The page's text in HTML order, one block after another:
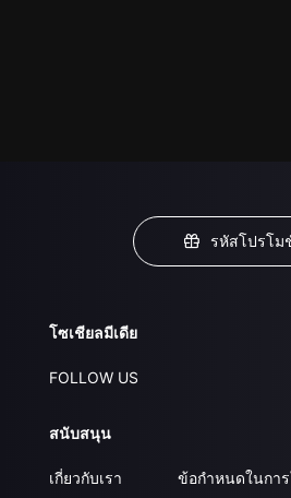
รหัสโปรโม
โซเชียลมีเดีย
FOLLOW US
สนับสนุน
เกี่ยวกับเรา
ข้อกำหนดในกา